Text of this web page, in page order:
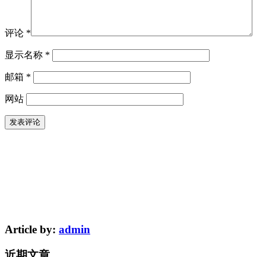
评论 *
显示名称 *
邮箱 *
网站
Article by: admin